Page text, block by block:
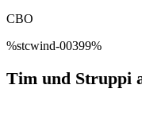
CBO
%stcwind-00399%
Tim und Struppi